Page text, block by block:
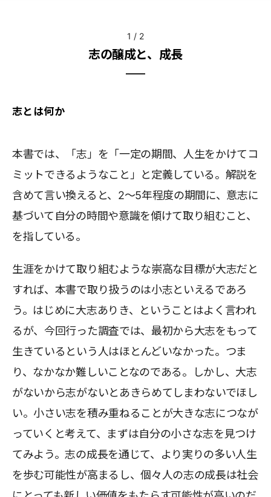
1 / 2
志の醸成と、成長
志とは何か
本書では、「志」を「一定の期間、人生をかけてコ
ミットできるようなこと」と定義している。解説を
含めて言い換えると、2～5年程度の期間に、意志に
基づいて自分の時間や意識を傾けて取り組むこと、
を指している。
生涯をかけて取り組むような崇高な目標が大志だと
すれば、本書で取り扱うのは小志といえるであろ
う。はじめに大志ありき、ということはよく言われ
るが、今回行った調査では、最初から大志をもって
生きているという人はほとんどいなかった。つま
り、なかなか難しいことなのである。しかし、大志
がないから志がないとあきらめてしまわないでほし
い。小さい志を積み重ねることが大きな志につなが
っていくと考えて、まずは自分の小さな志を見つけ
てみよう。志の成長を通じて、より実りの多い人生
を歩む可能性が高まるし、個々人の志の成長は社会